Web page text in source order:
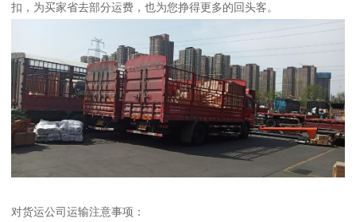
扣，为买家省去部分运费，也为您挣得更多的回头客。
对货运公司运输注意事项：